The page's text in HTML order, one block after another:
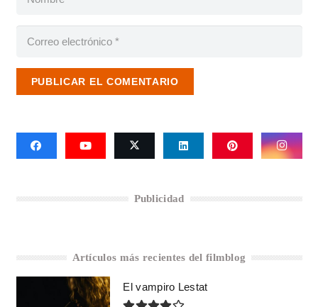
PUBLICAR EL COMENTARIO
Publicidad
Artículos más recientes del filmblog
El vampiro Lestat